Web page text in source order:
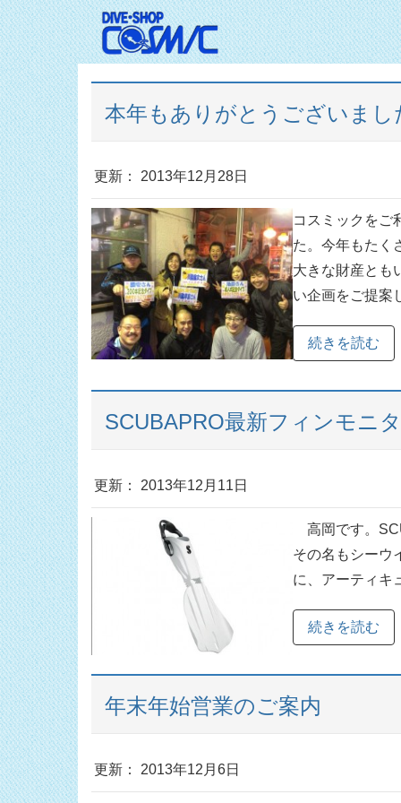
本年もありがとうございまし
更新： 2013年12月28日
コスミックをご
た。今年もたく
大きな財産とも
い企画をご提案
続きを読む
SCUBAPRO最新フィンモニ
更新： 2013年12月11日
高岡です。
その名もシーウ
に、アーティキ
続きを読む
年末年始営業のご案内
更新： 2013年12月6日